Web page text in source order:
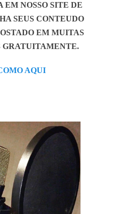
EM NOSSO SITE DE
SEUS CONTEUDO
EM MUITAS
GRATUITAMENTE.
AQUI